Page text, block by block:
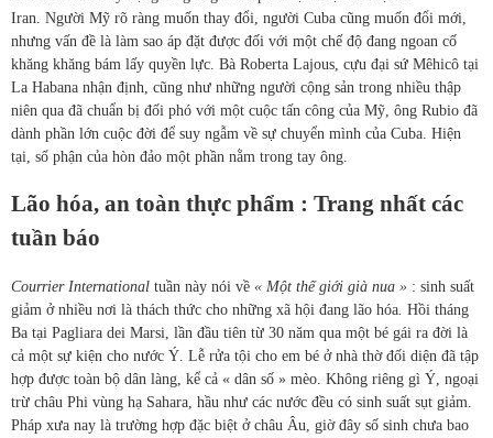
Iran. Người Mỹ rõ ràng muốn thay đổi, người Cuba cũng muốn đổi mới,
nhưng vấn đề là làm sao áp đặt được đối với một chế độ đang ngoan cố
khăng khăng bám lấy quyền lực. Bà Roberta Lajous, cựu đại sứ Mêhicô tại
La Habana nhận định, cũng như những người cộng sản trong nhiều thập
niên qua đã chuẩn bị đối phó với một cuộc tấn công của Mỹ, ông Rubio đã
dành phần lớn cuộc đời để suy ngẫm về sự chuyển mình của Cuba. Hiện
tại, số phận của hòn đảo một phần nằm trong tay ông.
Lão hóa, an toàn thực phẩm : Trang nhất các
tuần báo
Courrier International tuần này nói về « Một thế giới già nua » : sinh suất
giảm ở nhiều nơi là thách thức cho những xã hội đang lão hóa Hồi tháng
Ba tại Pagliara dei Marsi, lần đầu tiên từ 30 năm qua một bé gái ra đời là
cả một sự kiện cho nước Ý. Lễ rửa tội cho em bé ở nhà thờ đối diện đã tập
hợp được toàn bộ dân làng, kể cả « dân số » mèo. Không riêng gì Ý, ngoại
trừ châu Phi vùng hạ Sahara, hầu như các nước đều có sinh suất sụt giảm.
Pháp xưa nay là trường hợp đặc biệt ở châu Âu, giờ đây số sinh chưa bao